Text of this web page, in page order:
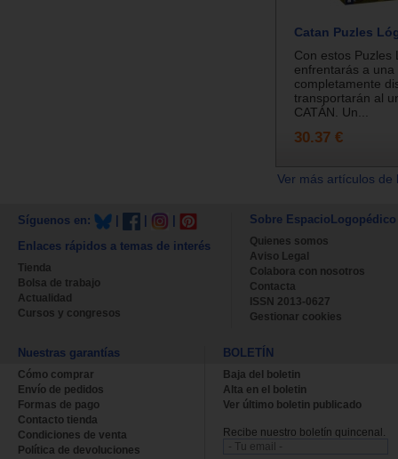
Catan Puzles
Con estos Puzles
enfrentarás a
completamente
transportarán al
CATÁN. Un...
30.37 €
Ver más artículos
Síguenos en:
Enlaces rápidos a temas de interés
Tienda
Bolsa de trabajo
Actualidad
Cursos y congresos
Sobre EspacioLogopédico
Quienes somos
Aviso Legal
Colabora con nosotros
Contacta
ISSN 2013-0627
Gestionar cookies
Nuestras garantías
Cómo comprar
Envío de pedidos
Formas de pago
Contacto tienda
Condiciones de venta
Política de devoluciones
BOLETÍN
Baja del boletin
Alta en el boletin
Ver último boletin publicado
Recibe nuestro boletín quincenal.